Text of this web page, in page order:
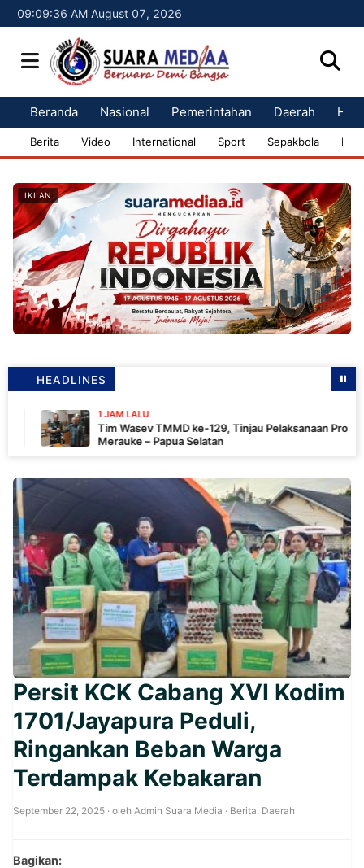
09:09:37 AM August 07, 2026
Beranda Nasional Pemerintahan Daerah
Berita Video International Sport Sepakbola
IKLAN
HEADLINES
1 JAM LALU
Tim Wasev TMMD ke-129, Tinjau Pelaksanaan Program Di
Merauke – Papua Selatan
Persit KCK Cabang XVI Kodim
1701/Jayapura Peduli,
Ringankan Beban Warga
Terdampak Kebakaran
September 22, 2025 · oleh Admin Suara Media · Berita, Daerah
Bagikan: